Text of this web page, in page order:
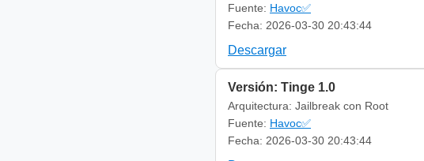
Fuente: Havoc✅
Fecha: 2026-03-30 20:43:44
Descargar
Versión: Tinge 1.0
Arquitectura: Jailbreak con Root
Fuente: Havoc✅
Fecha: 2026-03-30 20:43:44